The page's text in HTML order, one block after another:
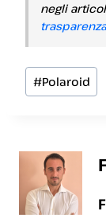
negli
trasparenza
Tag
articolo:
#Polaroid